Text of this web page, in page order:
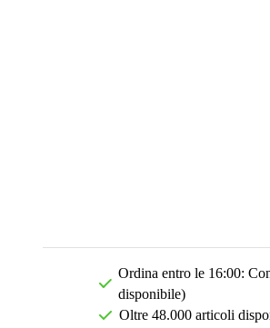
Ordina entro le 16:00:
disponibile)
Oltre 48.000 articoli